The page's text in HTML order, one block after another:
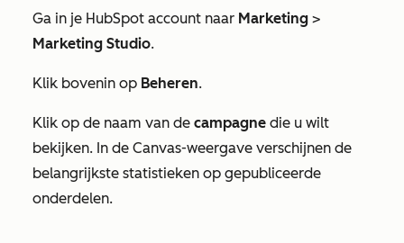
Ga in je HubSpot account naar Marketing >
Marketing Studio.
Klik bovenin op Beheren.
Klik op de naam van de campagne die u wilt
bekijken. In de Canvas-weergave verschijnen de
belangrijkste statistieken op gepubliceerde
onderdelen.